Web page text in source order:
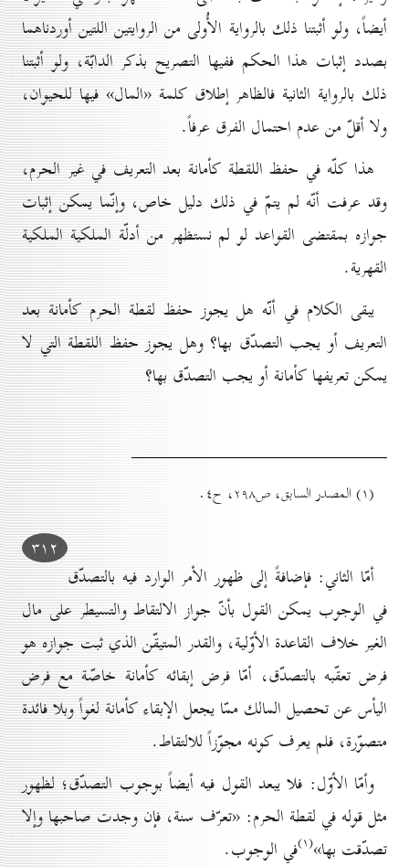
أيضاً، ولو أثبتنا ذلك بالرواية الأُولى من الروايتين اللتين أوردناهما
بصدد إثبات هذا الحكم ففيها التصريح بذكر الدابّة، ولو أثبتنا
ذلك بالرواية الثانية فالظاهر إطلاق كلمة «المال» فيها للحيوان،
ولا أقلّ من عدم احتمال الفرق عرفاً.
هذا كلّه في حفظ اللقطة كأمانة بعد التعريف في غير الحرم،
وقد عرفت أنّه لم يتمّ في ذلك دليل خاص، وإنّما يمكن إثبات
جوازه بمقتضى القواعد لو لم نستظهر من أدلّة الملكية الملكية
القهرية.
يبقى الكلام في أنّه هل يجوز حفظ لقطة الحرم كأمانة بعد
التعريف أو يجب التصدّق بها؟ وهل يجوز حفظ اللقطة التي لا
يمكن تعريفها كأمانة أو يجب التصدّق بها؟
(۱) المصدر السابق، ص۲۹۸، ح٤.
۳۱۲
أمّا الثاني: فإضافةً إلى ظهور الأمر الوارد فيه بالتصدّق
في الوجوب يمكن القول بأنّ جواز الالتقاط والتسيطر على مال
الغير خلاف القاعدة الأوّلية، والقدر المتيقّن الذي ثبت جوازه هو
فرض تعقّبه بالتصدّق، أمّا فرض إبقائه كأمانة خاصّة مع فرض
اليأس عن تحصيل المالك ممّا يجعل الإبقاء كأمانة لغواً وبلا فائدة
متصوّرة، فلم يعرف كونه مجوّزاً للالتقاط.
وأمّا الأوّل: فلا يبعد القول فيه أيضاً بوجوب التصدّق؛ لظهور
مثل قوله في لقطة الحرم: «تعرّف سنة، فإن وجدت صاحبها وإلا
تصدّقت بها»(۱) في الوجوب.